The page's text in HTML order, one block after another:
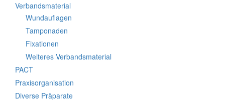
Verbandsmaterial
Wundauflagen
Tamponaden
Fixationen
Weiteres Verbandsmaterial
PACT
Praxisorganisation
Diverse Präparate